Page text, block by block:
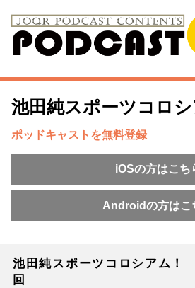
池田純スポーツコロシ
ポッドキャストを無料登録
iOSの方はこち
Androidの方はこ
池田純スポーツコロシアム
回